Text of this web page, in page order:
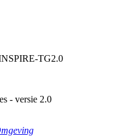
TG2.0
- versie 2.0